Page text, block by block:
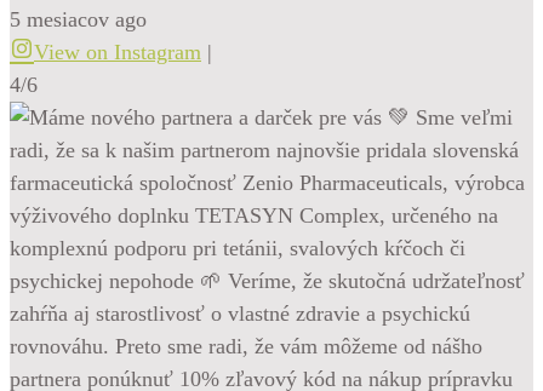
5 mesiacov ago
View on Instagram |
4/6